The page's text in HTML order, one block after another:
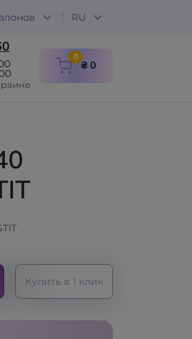
RU
0items in cart
₴ 0
Купить в 1 клик